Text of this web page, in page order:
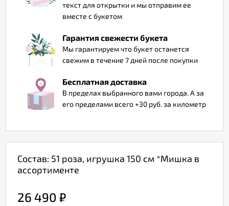
текст для открытки и мы отправим ее
вместе с букетом
Гарантия свежести букета
Мы гарантируем что букет останется
свежим в течение 7 дней после покупки
Бесплатная доставка
В пределах выбранного вами города. А за
его пределами всего +30 руб. за километр
Состав: 51 роза, игрушка 150 см *Мишка в
ассортименте
26 490 ₽